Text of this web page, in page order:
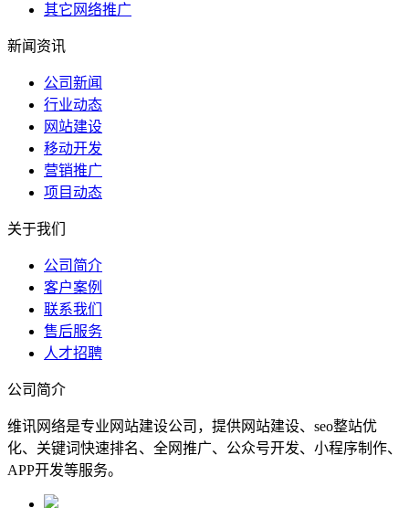
其它网络推广
新闻资讯
公司新闻
行业动态
网站建设
移动开发
营销推广
项目动态
关于我们
公司简介
客户案例
联系我们
售后服务
人才招聘
公司简介
维讯网络是专业网站建设公司，提供网站建设、seo整站优
化、关键词快速排名、全网推广、公众号开发、小程序制作、
APP开发等服务。